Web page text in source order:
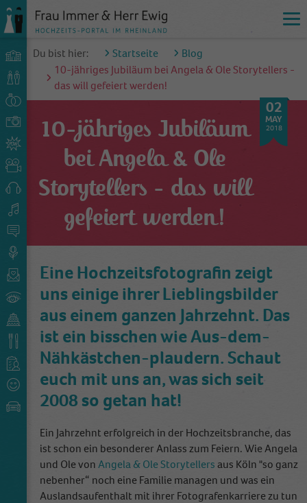
Du bist hier: Startseite
Blog
10-jähriges Jubiläum bei Angela & Ole Storytellers -
das will gefeiert werden!
10-jähriges Jubiläum
bei Angela & Ole
Storytellers - das will
gefeiert werden!
02
MAY
2018
Eine Hochzeitsfotografin zeigt
uns einige ihrer Lieblingsbilder
aus einem ganzen Jahrzehnt. Das
ist ein bisschen wie Aus-dem-
Nähkästchen-plaudern. Schaut
euch mit uns an, was sich seit
2008 so getan hat!
Ein Jahrzehnt erfolgreich in der Hochzeitsbranche, das
ist schon ein besonderer Anlass zum Feiern. Wie Angela
und Ole vonAngela & Ole Storytellersaus Köln "so ganz
nebenher“ noch eine Familie managen und was ein
Auslandsaufenthalt mit ihrer Fotografenkarriere zu tun